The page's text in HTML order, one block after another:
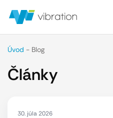
Úvod - Blog
Články
30. júla 2026